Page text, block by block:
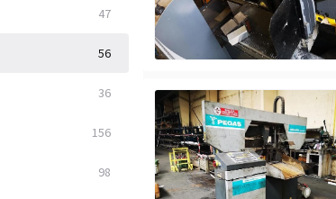
47
56
36
156
98